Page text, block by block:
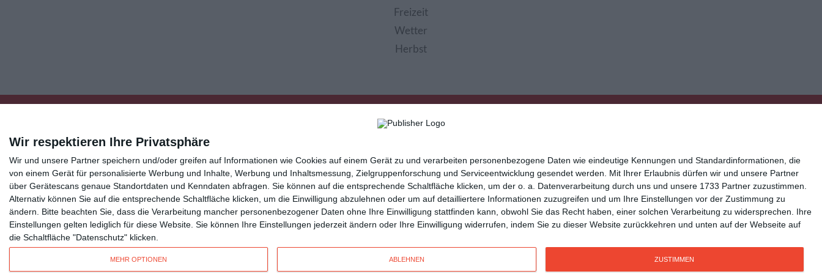
Wir respektieren Ihre Privatsphäre
Wir und unsere Partner speichern und/oder greifen auf Informationen wie Cookies auf einem Gerät zu und verarbeiten personenbezogene Daten wie eindeutige Kennungen und Standardinformationen, die
von einem Gerät für personalisierte Werbung und Inhalte, Werbung und Inhaltsmessung, Zielgruppenforschung und Serviceentwicklung gesendet werden.
Mit Ihrer Erlaubnis dürfen wir und unsere Partner
über Gerätescans genaue Standortdaten und Kenndaten abfragen. Sie können auf die entsprechende Schaltfläche klicken, um der o. a. Datenverarbeitung durch uns und unsere 1733 Partner zuzustimmen.
Alternativ können Sie auf die entsprechende Schaltfläche klicken, um die Einwilligung abzulehnen oder um auf detailliertere Informationen zuzugreifen und um Ihre Einstellungen vor der Zustimmung zu
ändern.
Bitte beachten Sie, dass die Verarbeitung mancher personenbezogener Daten ohne Ihre Einwilligung stattfinden kann, obwohl Sie das Recht haben, einer solchen Verarbeitung zu widersprechen. Ihre
Einstellungen gelten lediglich für diese Website. Sie können Ihre Einstellungen jederzeit ändern oder Ihre Einwilligung widerrufen, indem Sie zu dieser Website zurückkehren und unten auf der Webseite auf
die Schaltfläche "Datenschutz" klicken.
MEHR OPTIONEN ABLEHNEN ZUSTIMMEN
Freizeit
Wetter
Herbst
Kisseo©
Entdecken Sie auch: Ereignis-Kalender Kisseo Newsletter Hilfe / FAQ Nutzungsbedingungen Impressum
Kisseo auf Facebook
Unsere Grußkarten auf anderen Sprachen:
free ecards cartes de voeux tarjetas virtuales
cartoline di auguri
Verschicken Sieoriginelle Geburtstagskarten